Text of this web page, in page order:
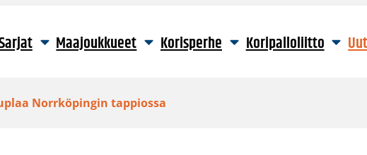
Maajoukkueet Korisperhe Koripalloliitto
Norrköpingin tappiossa